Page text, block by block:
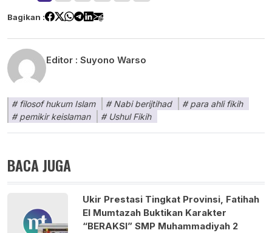
Bagikan :
Editor : Suyono Warso
filosof hukum Islam Nabi berijtihad
para ahli fikih
pemikir keislaman
Ushul Fikih
BACA JUGA
Ukir Prestasi Tingkat Provinsi, Fatihah
El Mumtazah Buktikan Karakter
“BERAKSI” SMP Muhammadiyah 2